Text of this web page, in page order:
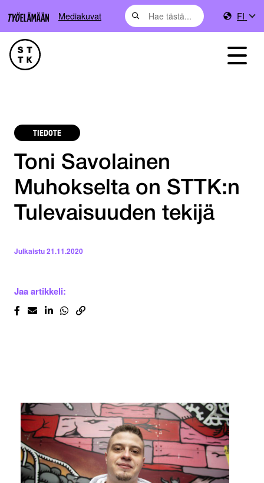
Mediakuvat FI
TIEDOTE
Toni Savolainen
Muhokselta on STTK:n
Tulevaisuuden tekijä
Julkaistu21.11.2020
Jaa artikkeli: